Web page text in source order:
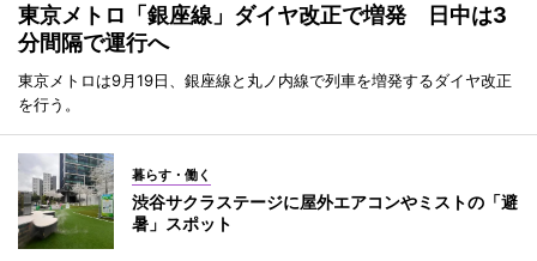
東京メトロ「銀座線」ダイヤ改正で増発 日中は3
分間隔で運行へ
東京メトロは9月19日、銀座線と丸ノ内線で列車を増発するダイヤ改正
を行う。
暮らす・働く
渋谷サクラステージに屋外エアコンやミストの「避
暑」スポット